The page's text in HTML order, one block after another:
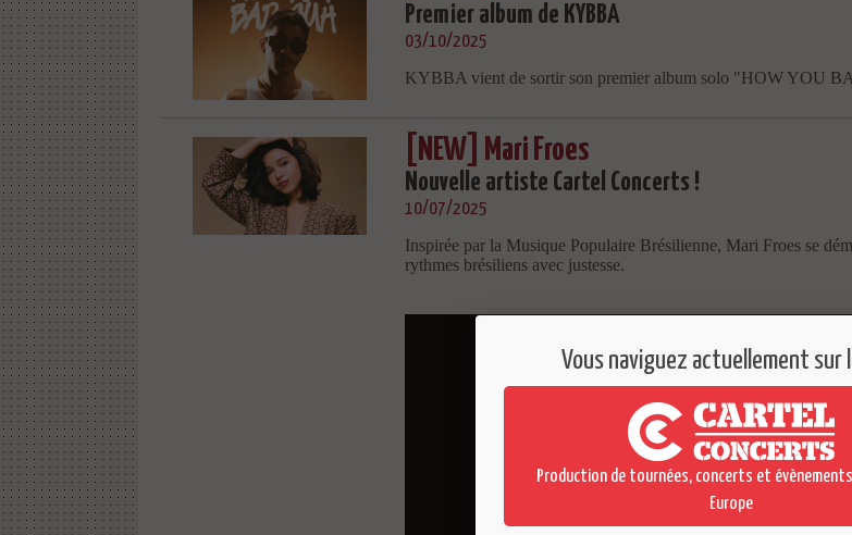
Premier album de KYBBA
03/10/2025
KYBBA vient de sortir son premier album solo "HOW YOU
[NEW] Mari Froes
Nouvelle artiste Cartel Concerts !
10/07/2025
Inspirée par la Musique Populaire Brésilienne, Mari Froes se
rythmes brésiliens avec justesse.
Vous naviguez actuellement sur
Production de tournées, concerts et
Europe